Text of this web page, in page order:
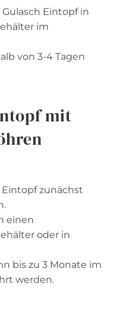
Eintopf in
im
von 3-4 Tagen
mit
Eintopf zunächst
einen
oder in
bis zu 3 Monate im
werden.